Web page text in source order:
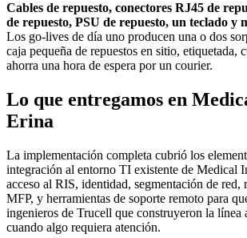
Cables de repuesto, conectores RJ45 de
de repuesto, PSU de repuesto, un teclado y
Los go-lives de día uno producen una o dos
caja pequeña de repuestos en sitio, etiquetada,
ahorra una hora de espera por un courier.
Lo que entregamos en
Erina
La implementación completa cubrió los
integración al entorno TI existente de Medical
acceso al RIS, identidad, segmentación de red,
MFP, y herramientas de soporte remoto para
ingenieros de Trucell que construyeron la línea
cuando algo requiera atención.